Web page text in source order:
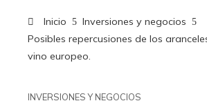
Inicio
Inversiones y negocios
Posibles repercusiones de los
vino europeo.
INVERSIONES Y NEGOCIOS